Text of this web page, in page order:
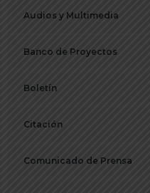
Audios y Multimedia
Banco de Proyectos
Boletín
Citación
Comunicado de Prensa